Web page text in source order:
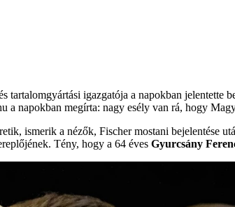
tartalomgyártási igazgatója a napokban
a napokban megírta: nagy esély van rá, hogy
ismerik a nézők, Fischer mostani
Tény, hogy a 64 éves Gyurcsány